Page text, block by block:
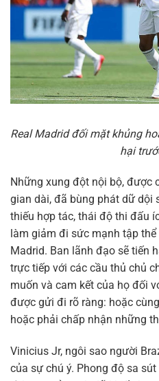
Real Madrid đối mặt khủng
hại
Những xung đột nội bộ, được
gian dài, đã bùng phát dữ dội
thiếu hợp tác, thái độ thi đấu
làm giảm đi sức mạnh tập thể
Madrid. Ban lãnh đạo sẽ tiến
trực tiếp với các cầu thủ chủ
muốn và cam kết của họ đối
được gửi đi rõ ràng: hoặc
hoặc phải chấp nhận những
Vinicius Jr, ngôi sao người
của sự chú ý. Phong độ sa